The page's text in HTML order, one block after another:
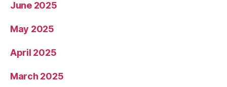
June 2025
May 2025
April 2025
March 2025